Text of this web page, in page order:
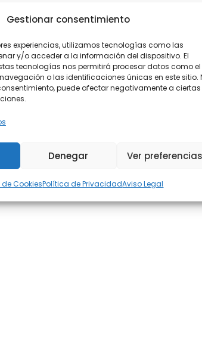
Gestionar consentimiento
experiencias, utilizamos tecnologías como las
y/o acceder a la información del dispositivo. El
tecnologías nos permitirá procesar datos como el
o las identificaciones únicas en este sitio.
puede afectar negativamente a ciertas
Denegar Ver
CookiesPolítica de PrivacidadAviso Legal